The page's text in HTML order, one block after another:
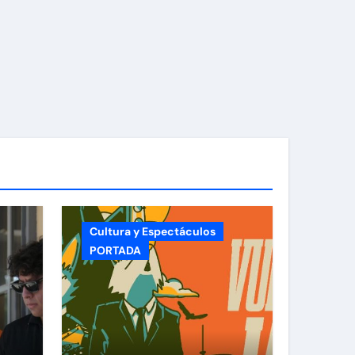
Cultura y Espectáculos
PORTADA